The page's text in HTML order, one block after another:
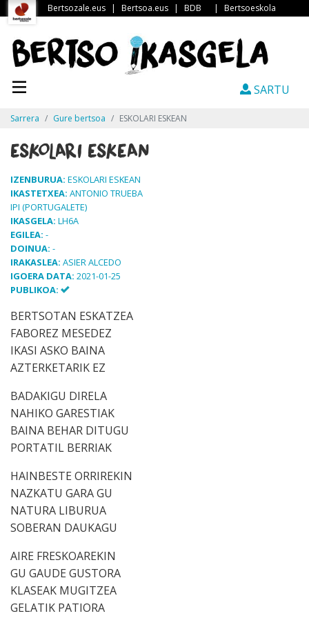
Bertsozale.eus | Bertsoa.eus | BDB | Bertsoeskola
SARTU
Sarrera Gure bertsoa ESKOLARI ESKEAN
ESKOLARI ESKEAN
IZENBURUA: ESKOLARI ESKEAN
IKASTETXEA: ANTONIO TRUEBA
IPI (PORTUGALETE)
IKASGELA: LH6A
EGILEA: -
DOINUA: -
IRAKASLEA: ASIER ALCEDO
IGOERA DATA: 2021-01-25
PUBLIKOA:
BERTSOTAN ESKATZEA
FABOREZ MESEDEZ
IKASI ASKO BAINA
AZTERKETARIK EZ
BADAKIGU DIRELA
NAHIKO GARESTIAK
BAINA BEHAR DITUGU
PORTATIL BERRIAK
HAINBESTE ORRIREKIN
NAZKATU GARA GU
NATURA LIBURUA
SOBERAN DAUKAGU
AIRE FRESKOAREKIN
GU GAUDE GUSTORA
KLASEAK MUGITZEA
GELATIK PATIORA